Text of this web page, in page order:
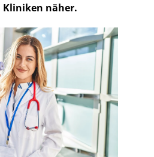
näher.